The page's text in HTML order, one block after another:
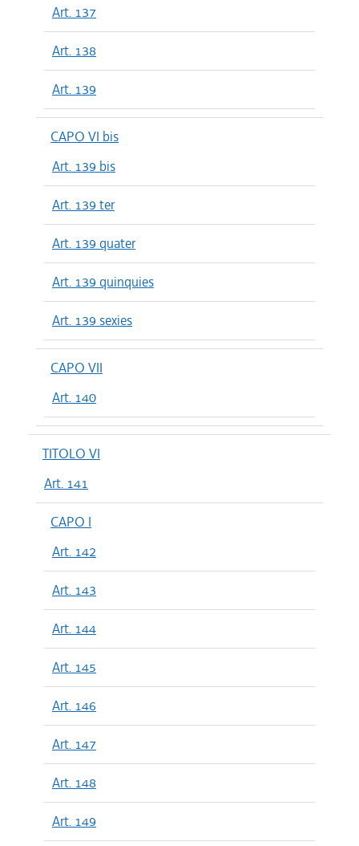
Art. 137
Art. 138
Art. 139
CAPO VI bis
Art. 139 bis
Art. 139 ter
Art. 139 quater
Art. 139 quinquies
Art. 139 sexies
CAPO VII
Art. 140
TITOLO VI
Art. 141
CAPO I
Art. 142
Art. 143
Art. 144
Art. 145
Art. 146
Art. 147
Art. 148
Art. 149